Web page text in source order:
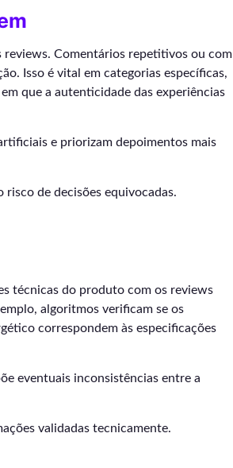
reviews. Comentários repetitivos ou com
Isso é vital em categorias específicas,
em que a autenticidade das experiências
e priorizam depoimentos mais
risco de decisões equivocadas.
técnicas do produto com os reviews
algoritmos verificam se os
correspondem às especificações
eventuais inconsistências entre a
validadas tecnicamente.